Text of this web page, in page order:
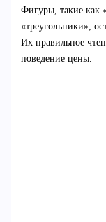
Фигуры, такие как
«треугольники»,
Их правильное
поведение цены.